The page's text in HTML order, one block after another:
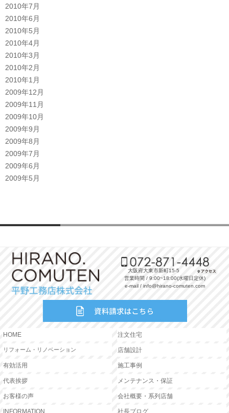
2010年7月
2010年6月
2010年5月
2010年4月
2010年3月
2010年2月
2010年1月
2009年12月
2009年11月
2009年10月
2009年9月
2009年8月
2009年7月
2009年6月
2009年5月
大阪府大東市新町15-5
営業時間 / 9:00~18:00(水曜日定休)
e-mail / info@hirano-comuten.com
HOME 注文住宅
リフォーム・リノベーション 店舗設計
有効活用 施工事例
代表挨拶 メンテナンス・保証
お客様の声 会社概要・系列店舗
INFORMATION 社長ブログ